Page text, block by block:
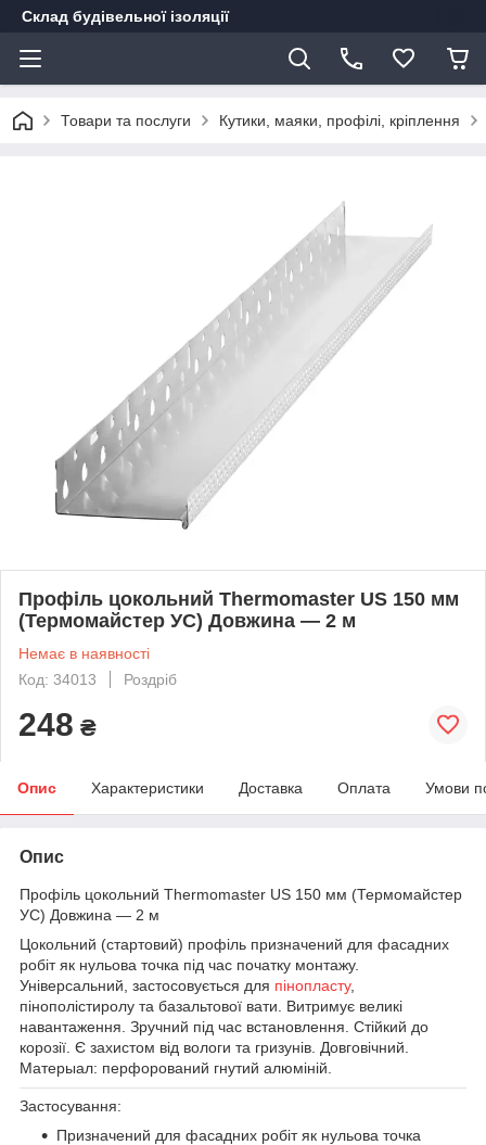
Склад будівельної ізоляції
Товари та послуги Кутики, маяки, профілі, кріплення
Профіль цокольний Thermomaster US 150 мм
(Термомайстер УС) Довжина — 2 м
Немає в наявності
Код: 34013
Роздріб
248 ₴
Опис Характеристики Доставка Оплата Умови
Опис
Профіль цокольний Thermomaster US 150 мм (Термомайстер
УС) Довжина — 2 м
Цокольний (стартовий) профіль призначений для фасадних
робіт як нульова точка під час початку монтажу.
Універсальний, застосовується для пінопласту,
пінополістиролу та базальтової вати. Витримує великі
навантаження. Зручний під час встановлення. Стійкий до
корозії. Є захистом від вологи та гризунів. Довговічний.
Матерыал: перфорований гнутий алюміній.
Застосування:
Призначений для фасадних робіт як нульова точка